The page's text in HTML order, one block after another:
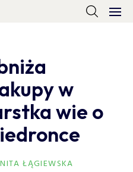
w
wie o
ŁĄGIEWSKA